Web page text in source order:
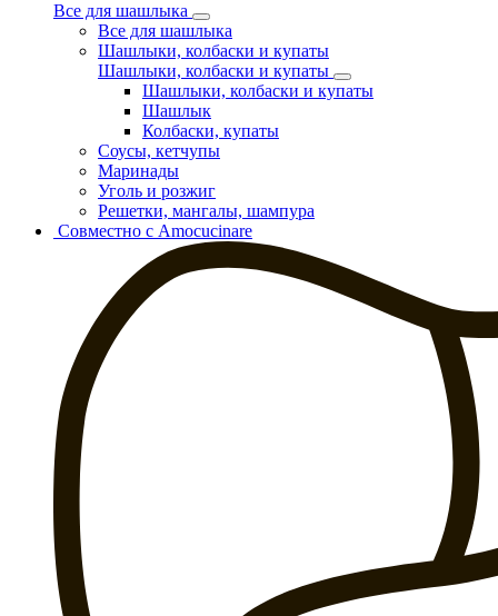
Все для шашлыка
Все для шашлыка
Шашлыки, колбаски и купаты
Шашлыки, колбаски и купаты
Шашлыки, колбаски и купаты
Шашлык
Колбаски, купаты
Соусы, кетчупы
Маринады
Уголь и розжиг
Решетки, мангалы, шампура
Совместно с Amocucinare